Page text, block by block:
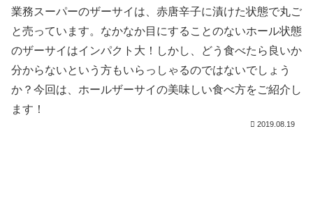
業務スーパーのザーサイは、赤唐辛子に漬けた状態で丸ご
と売っています。なかなか目にすることのないホール状態
のザーサイはインパクト大！しかし、どう食べたら良いか
分からないという方もいらっしゃるのではないでしょう
か？今回は、ホールザーサイの美味しい食べ方をご紹介し
ます！
2019.08.19